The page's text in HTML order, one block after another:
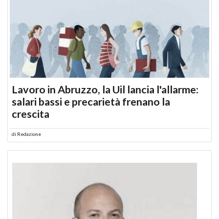
Lavoro in Abruzzo, la Uil lancia l'allarme:
salari bassi e precarietà frenano la
crescita
di Redazione